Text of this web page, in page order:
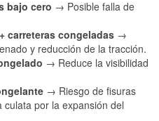
bajo cero → Posible falla de
carreteras congeladas →
y reducción de la tracción.
→ Reduce la visibilidad
→ Riesgo de fisuras
por la expansión del